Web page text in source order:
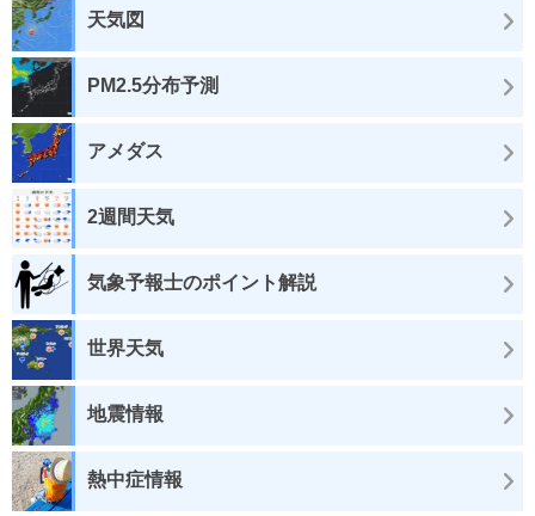
天気図
PM2.5分布予測
アメダス
2週間天気
気象予報士のポイント解説
世界天気
地震情報
熱中症情報